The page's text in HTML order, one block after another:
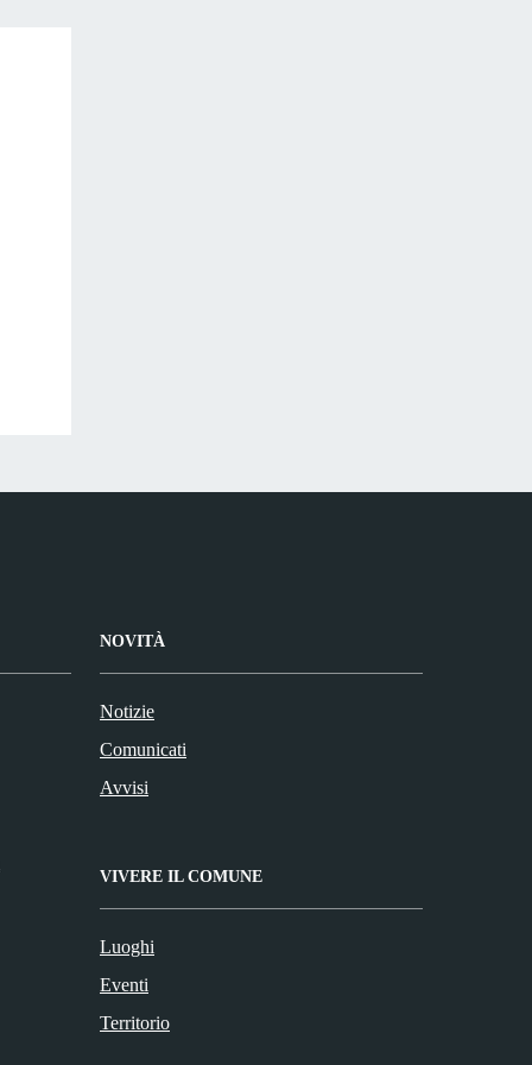
NOVITÀ
Notizie
Comunicati
Avvisi
VIVERE IL COMUNE
Luoghi
Eventi
Territorio